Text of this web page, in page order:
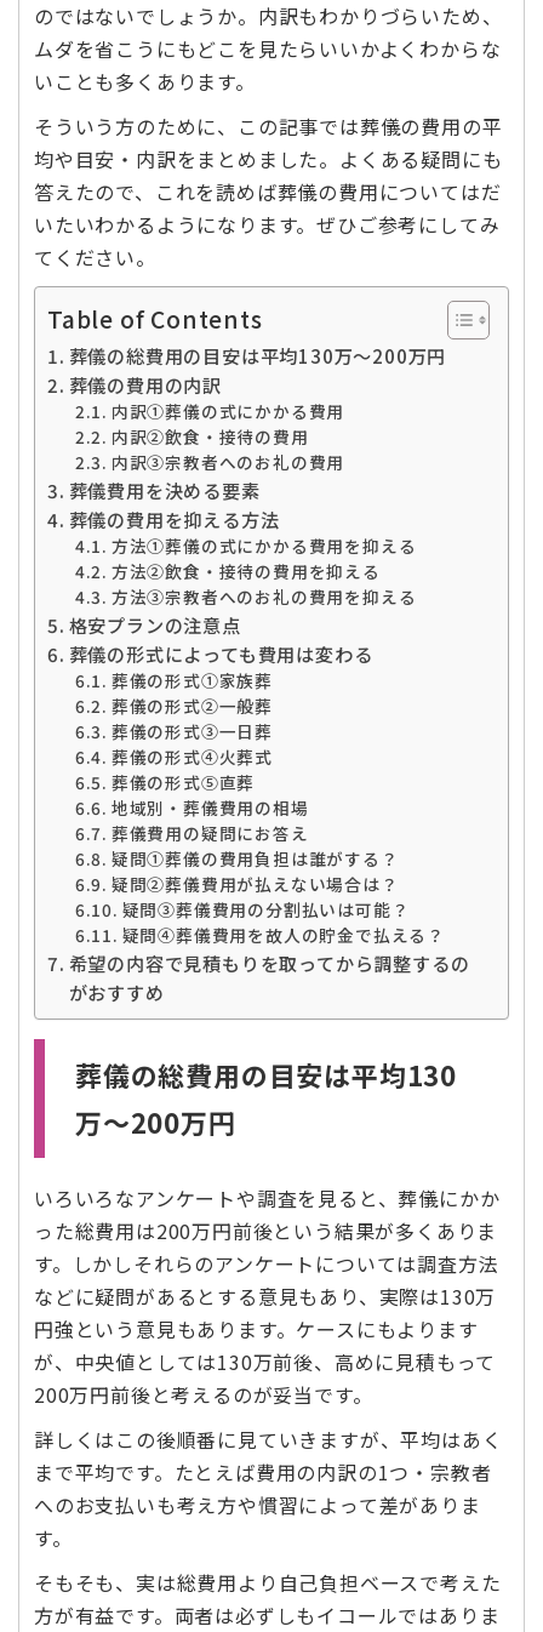
のではないでしょうか。内訳もわかりづらいため、
ムダを省こうにもどこを見たらいいかよくわからな
いことも多くあります。
そういう方のために、この記事では葬儀の費用の平
均や目安・内訳をまとめました。よくある疑問にも
答えたので、これを読めば葬儀の費用についてはだ
いたいわかるようになります。ぜひご参考にしてみ
てください。
Table of Contents
葬儀の総費用の目安は平均130万～200万円
葬儀の費用の内訳
内訳➀葬儀の式にかかる費用
内訳②飲食・接待の費用
内訳③宗教者へのお礼の費用
葬儀費用を決める要素
葬儀の費用を抑える方法
方法➀葬儀の式にかかる費用を抑える
方法②飲食・接待の費用を抑える
方法③宗教者へのお礼の費用を抑える
格安プランの注意点
葬儀の形式によっても費用は変わる
葬儀の形式➀家族葬
葬儀の形式②一般葬
葬儀の形式③一日葬
葬儀の形式④火葬式
葬儀の形式⑤直葬
地域別・葬儀費用の相場
葬儀費用の疑問にお答え
疑問➀葬儀の費用負担は誰がする？
疑問②葬儀費用が払えない場合は？
疑問③葬儀費用の分割払いは可能？
疑問④葬儀費用を故人の貯金で払える？
希望の内容で見積もりを取ってから調整するの
がおすすめ
葬儀の総費用の目安は平均130
万～200万円
いろいろなアンケートや調査を見ると、葬儀にかか
った総費用は200万円前後という結果が多くありま
す。しかしそれらのアンケートについては調査方法
などに疑問があるとする意見もあり、実際は130万
円強という意見もあります。ケースにもよります
が、中央値としては130万前後、高めに見積もって
200万円前後と考えるのが妥当です。
詳しくはこの後順番に見ていきますが、平均はあく
まで平均です。たとえば費用の内訳の1つ・宗教者
へのお支払いも考え方や慣習によって差がありま
す。
そもそも、実は総費用より自己負担ベースで考えた
方が有益です。両者は必ずしもイコールではありま